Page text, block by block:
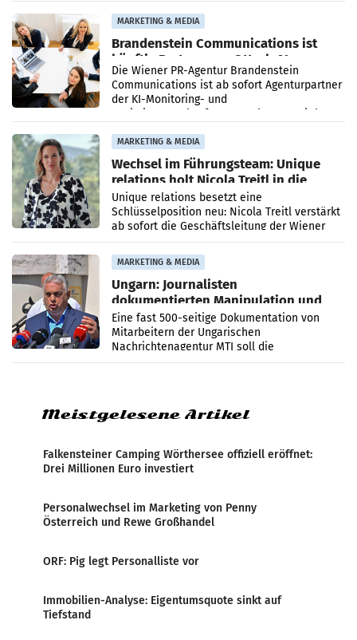
MARKETING & MEDIA
Brandenstein Communications ist
künftig Partner von OtterlyAI
Die Wiener PR-Agentur Brandenstein
Communications ist ab sofort Agenturpartner
der KI-Monitoring- und
Optimierungsplattform OtterlyAI. Damit baut
MARKETING & MEDIA
Wechsel im Führungsteam: Unique
relations holt Nicola Treitl in die
Geschäftsleitung
Unique relations besetzt eine
Schlüsselposition neu: Nicola Treitl verstärkt
ab sofort die Geschäftsleitung der Wiener
PR-Agentur an der Seite von Josef Kalina und
Anna Kalina-Mahr.
MARKETING & MEDIA
Ungarn: Journalisten
dokumentierten Manipulation und
Zensur
Eine fast 500-seitige Dokumentation von
Mitarbeitern der Ungarischen
Nachrichtenagentur MTI soll die
systematische Nachrichten-Manipulation und
Meistgelesene Artikel
Falkensteiner Camping Wörthersee offiziell eröffnet:
Drei Millionen Euro investiert
Personalwechsel im Marketing von Penny
Österreich und Rewe Großhandel
ORF: Pig legt Personalliste vor
Immobilien-Analyse: Eigentumsquote sinkt auf
Tiefstand